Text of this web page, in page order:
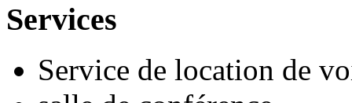
Services
Service de location de